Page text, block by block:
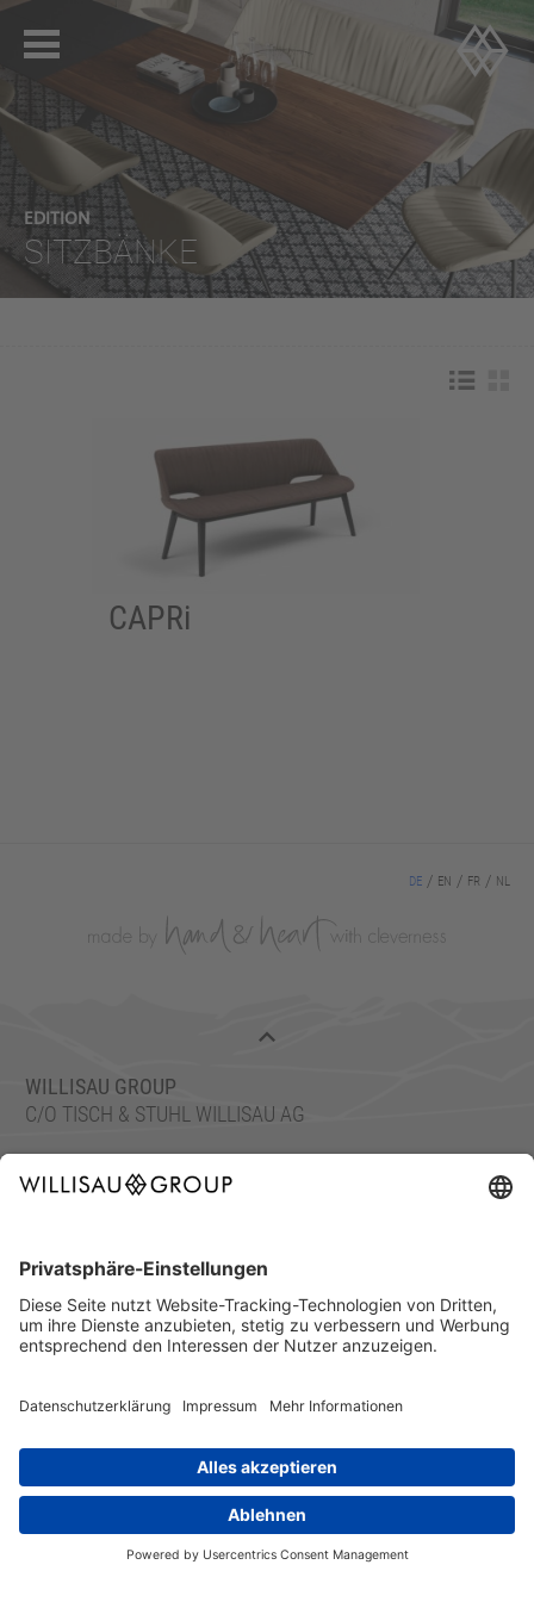
EDITION
SITZBÄNKE
CAPRi
DE EN FR NL
WILLISAU GROUP
C/O TISCH & STUHL WILLISAU AG
IMPRESSUM
DATENSCHUTZ